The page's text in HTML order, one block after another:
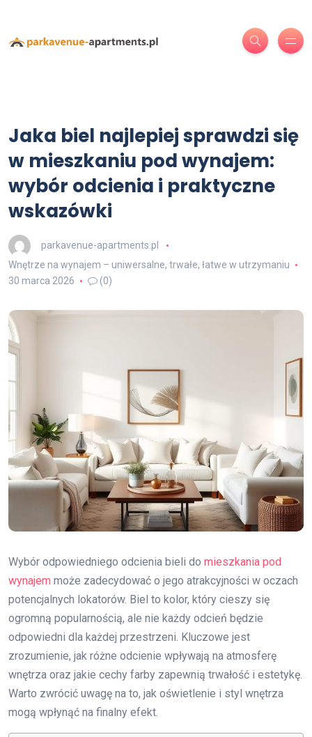
Jaka biel najlepiej sprawdzi się
w mieszkaniu pod wynajem:
wybór odcienia i praktyczne
wskazówki
parkavenue-apartments.pl
Wnętrze na wynajem – uniwersalne, trwałe, łatwe w utrzymaniu
30 marca 2026
(0)
Wybór odpowiedniego odcienia bieli do mieszkania pod
wynajem może zadecydować o jego atrakcyjności w oczach
potencjalnych lokatorów. Biel to kolor, który cieszy się
ogromną popularnością, ale nie każdy odcień będzie
odpowiedni dla każdej przestrzeni. Kluczowe jest
zrozumienie, jak różne odcienie wpływają na atmosferę
wnętrza oraz jakie cechy farby zapewnią trwałość i estetykę.
Warto zwrócić uwagę na to, jak oświetlenie i styl wnętrza
mogą wpłynąć na finalny efekt.